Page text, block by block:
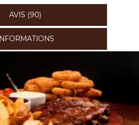
AVIS (90)